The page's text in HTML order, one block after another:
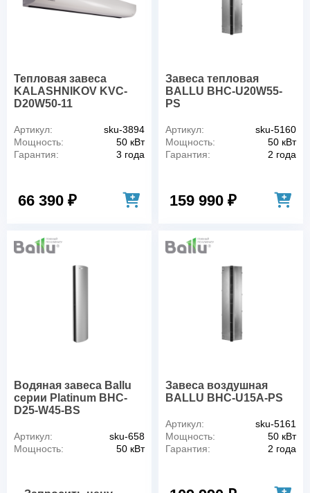
Тепловая завеса
KALASHNIKOV KVC-
D20W50-11
Артикул:
sku-3894
Мощность:
50 кВт
Гарантия:
3 года
66 390 ₽
Завеса тепловая
BALLU BHC-U20W55-
PS
Артикул:
sku-5160
Мощность:
50 кВт
Гарантия:
2 года
159 990 ₽
Водяная завеса Ballu
серии Platinum BHC-
D25-W45-BS
Артикул:
sku-658
Мощность:
50 кВт
Завеса воздушная
BALLU BHC-U15A-PS
Артикул:
sku-5161
Мощность:
50 кВт
Гарантия:
2 года